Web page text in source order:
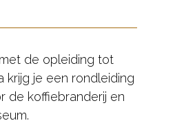
de opleiding tot
krijg je een rondleiding
de koffiebranderij en